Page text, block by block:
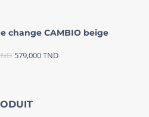
change CAMBIO beige
579,000TND